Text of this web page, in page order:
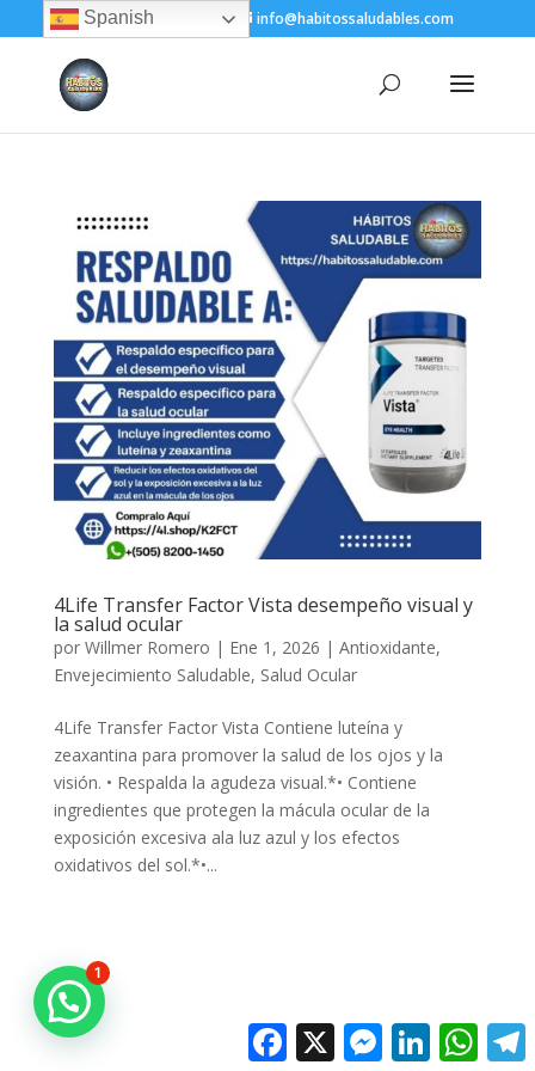
+(505) 8200-1450 info@habitossaludables.com
4Life Transfer Factor Vista desempeño visual y
la salud ocular
por Willmer Romero | Ene 1, 2026 | Antioxidante,
Envejecimiento Saludable, Salud Ocular
4Life Transfer Factor Vista Contiene luteína y
zeaxantina para promover la salud de los ojos y la
visión. • Respalda la agudeza visual.*• Contiene
ingredientes que protegen la mácula ocular de la
exposición excesiva ala luz azul y los efectos
oxidativos del sol.*•...
Facebook Messenger
LinkedIn
Spanish
1